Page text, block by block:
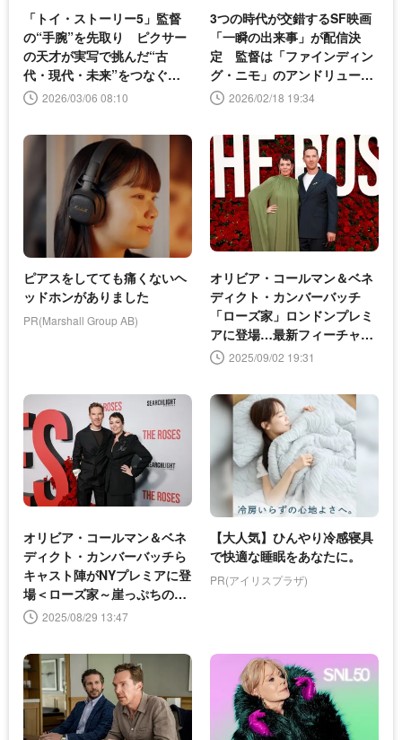
「トイ・ストーリー5」監督
の“手腕”を先取り ピクサー
の天才が実写で挑んだ“古
代・現代・未来”をつなぐ壮
大な物語
2026/03/06 08:10
3つの時代が交錯するSF映画
「一瞬の出来事」が配信決
定 監督は「ファインディン
グ・ニモ」のアンドリュー・
スタントン
2026/02/18 19:34
ピアスをしてても痛くないヘ
ッドホンがありました
PR(Marshall Group AB)
オリビア・コールマン＆ベネ
ディクト・カンバーバッチ
「ローズ家」ロンドンプレミ
アに登場…最新フィーチャレ
ット映像も解禁
2025/09/02 19:31
オリビア・コールマン＆ベネ
ディクト・カンバーバッチら
キャスト陣がNYプレミアに登
場＜ローズ家～崖っぷちの夫
婦～＞2025/08/29 13:47
【大人気】ひんやり冷感寝具
で快適な睡眠をあなたに。
PR(アイリスプラザ)